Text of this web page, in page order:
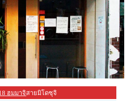
ฮมมาจิสายมิโดซุจิ